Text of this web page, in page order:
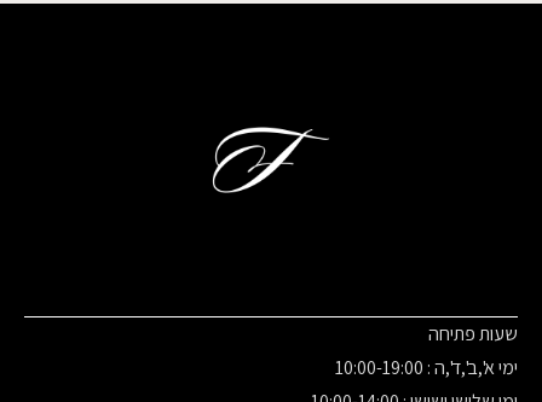
שעות פתיחה
ימי א',ב',ד',ה : 10:00-19:00